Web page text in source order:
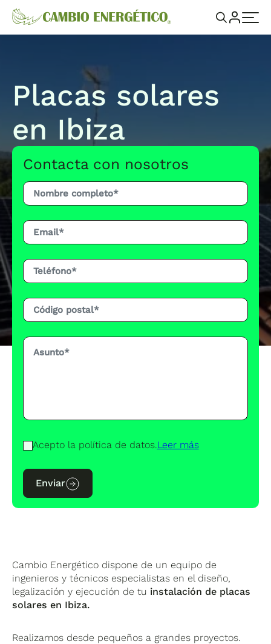
Placas solares
en Ibiza
Contacta con nosotros
Acepto la política de datos.Leer más
Enviar
Cambio Energético dispone de un equipo de
ingenieros y técnicos especialistas en el diseño,
legalización y ejecución de tu instalación de placas
solares en Ibiza.
Realizamos desde pequeños a grandes proyectos.